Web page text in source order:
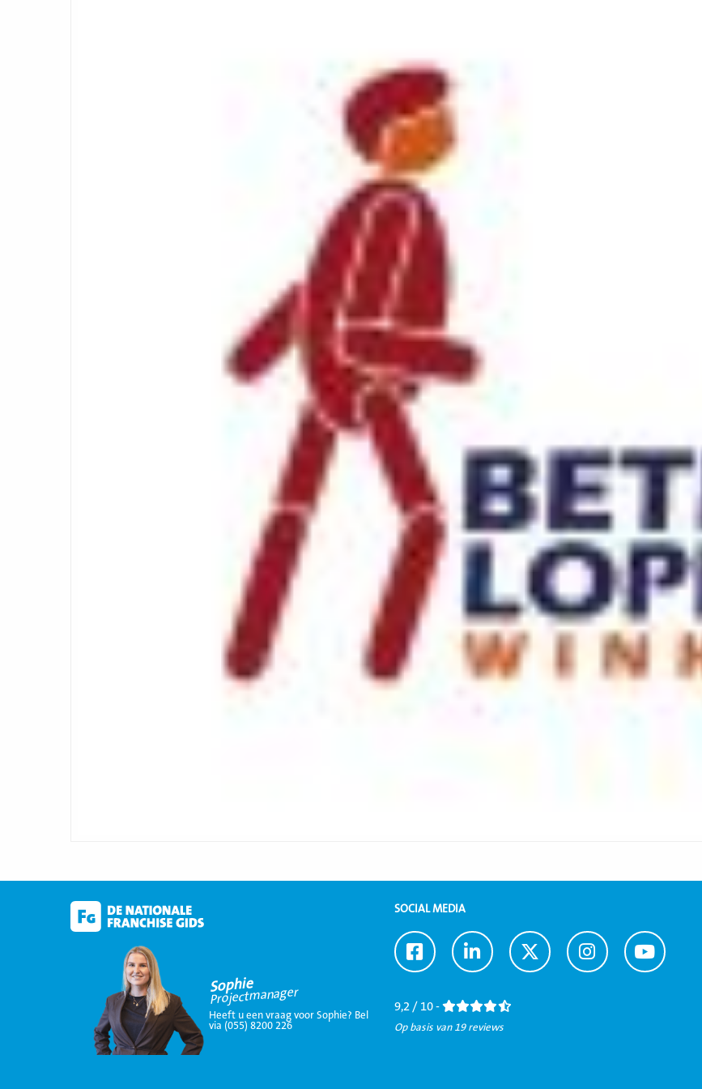
Sophie
Projectmanager
Heeft u een vraag voor Sophie? Bel
via (055) 8200 226
SOCIAL MEDIA
Ga
naar
Ga
naar
Ga
naar
Ga
naar
Ga
naar
9,2 / 10 -
Op basis van 19 reviews